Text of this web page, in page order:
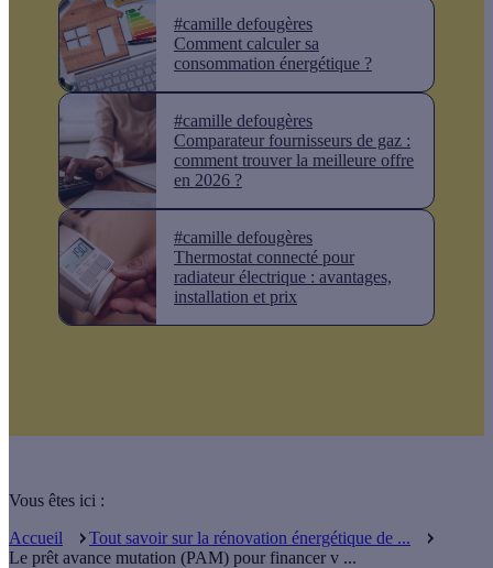
#camille defougères
Comment calculer sa
consommation énergétique ?
#camille defougères
Comparateur fournisseurs de gaz :
comment trouver la meilleure offre
en 2026 ?
#camille defougères
Thermostat connecté pour
radiateur électrique : avantages,
installation et prix
Vous êtes ici :
Accueil
Tout savoir sur la rénovation énergétique de ...
Le prêt avance mutation (PAM) pour financer v ...